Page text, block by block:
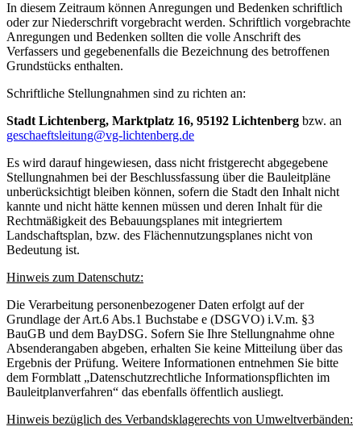
In diesem Zeitraum können Anregungen und Bedenken schriftlich
oder zur Niederschrift vorgebracht werden. Schriftlich vorgebrachte
Anregungen und Bedenken sollten die volle Anschrift des
Verfassers und gegebenenfalls die Bezeichnung des betroffenen
Grundstücks enthalten.
Schriftliche Stellungnahmen sind zu richten an:
Stadt Lichtenberg, Marktplatz 16, 95192 Lichtenberg bzw. an
geschaeftsleitung@vg-lichtenberg.de
Es wird darauf hingewiesen, dass nicht fristgerecht abgegebene
Stellungnahmen bei der Beschlussfassung über die Bauleitpläne
unberücksichtigt bleiben können, sofern die Stadt den Inhalt nicht
kannte und nicht hätte kennen müssen und deren Inhalt für die
Rechtmäßigkeit des Bebauungsplanes mit integriertem
Landschaftsplan, bzw. des Flächennutzungsplanes nicht von
Bedeutung ist.
Hinweis zum Datenschutz:
Die Verarbeitung personenbezogener Daten erfolgt auf der
Grundlage der Art.6 Abs.1 Buchstabe e (DSGVO) i.V.m. §3
BauGB und dem BayDSG. Sofern Sie Ihre Stellungnahme ohne
Absenderangaben abgeben, erhalten Sie keine Mitteilung über das
Ergebnis der Prüfung. Weitere Informationen entnehmen Sie bitte
dem Formblatt „Datenschutzrechtliche Informationspflichten im
Bauleitplanverfahren“ das ebenfalls öffentlich ausliegt.
Hinweis bezüglich des Verbandsklagerechts von Umweltverbänden: